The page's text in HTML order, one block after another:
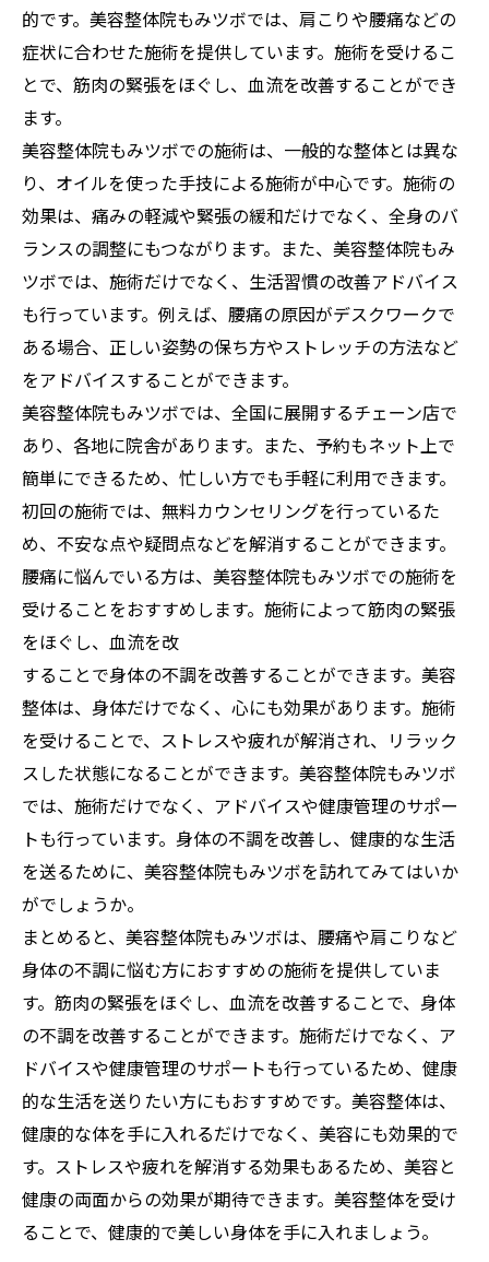
的です。美容整体院もみツボでは、肩こりや腰痛などの
症状に合わせた施術を提供しています。施術を受けるこ
とで、筋肉の緊張をほぐし、血流を改善することができ
ます。
美容整体院もみツボでの施術は、一般的な整体とは異な
り、オイルを使った手技による施術が中心です。施術の
効果は、痛みの軽減や緊張の緩和だけでなく、全身のバ
ランスの調整にもつながります。また、美容整体院もみ
ツボでは、施術だけでなく、生活習慣の改善アドバイス
も行っています。例えば、腰痛の原因がデスクワークで
ある場合、正しい姿勢の保ち方やストレッチの方法など
をアドバイスすることができます。
美容整体院もみツボでは、全国に展開するチェーン店で
あり、各地に院舎があります。また、予約もネット上で
簡単にできるため、忙しい方でも手軽に利用できます。
初回の施術では、無料カウンセリングを行っているた
め、不安な点や疑問点などを解消することができます。
腰痛に悩んでいる方は、美容整体院もみツボでの施術を
受けることをおすすめします。施術によって筋肉の緊張
をほぐし、血流を改
することで身体の不調を改善することができます。美容
整体は、身体だけでなく、心にも効果があります。施術
を受けることで、ストレスや疲れが解消され、リラック
スした状態になることができます。美容整体院もみツボ
では、施術だけでなく、アドバイスや健康管理のサポー
トも行っています。身体の不調を改善し、健康的な生活
を送るために、美容整体院もみツボを訪れてみてはいか
がでしょうか。
まとめると、美容整体院もみツボは、腰痛や肩こりなど
身体の不調に悩む方におすすめの施術を提供していま
す。筋肉の緊張をほぐし、血流を改善することで、身体
の不調を改善することができます。施術だけでなく、ア
ドバイスや健康管理のサポートも行っているため、健康
的な生活を送りたい方にもおすすめです。美容整体は、
健康的な体を手に入れるだけでなく、美容にも効果的で
す。ストレスや疲れを解消する効果もあるため、美容と
健康の両面からの効果が期待できます。美容整体を受け
ることで、健康的で美しい身体を手に入れましょう。